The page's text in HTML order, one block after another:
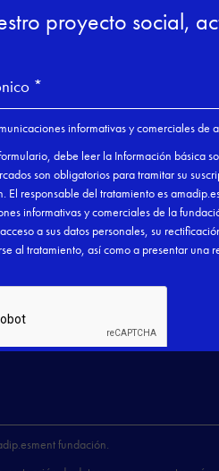
a Bernat por el
así como a lo
